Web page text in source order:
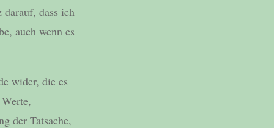
dass ich
auch wenn es
wider, die es
der Tatsache,